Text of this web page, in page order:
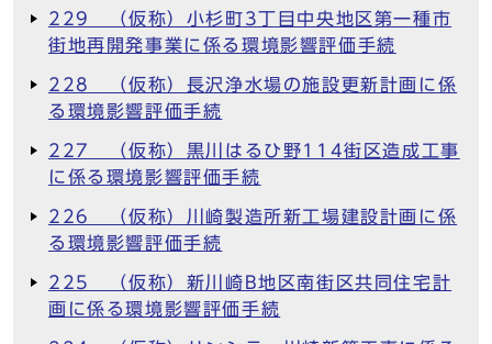
229 （仮称）小杉町3丁目中央地区第一種市
街地再開発事業に係る環境影響評価手続
228 （仮称）長沢浄水場の施設更新計画に係
る環境影響評価手続
227 （仮称）黒川はるひ野114街区造成工事
に係る環境影響評価手続
226 （仮称）川崎製造所新工場建設計画に係
る環境影響評価手続
225 （仮称）新川崎B地区南街区共同住宅計
画に係る環境影響評価手続